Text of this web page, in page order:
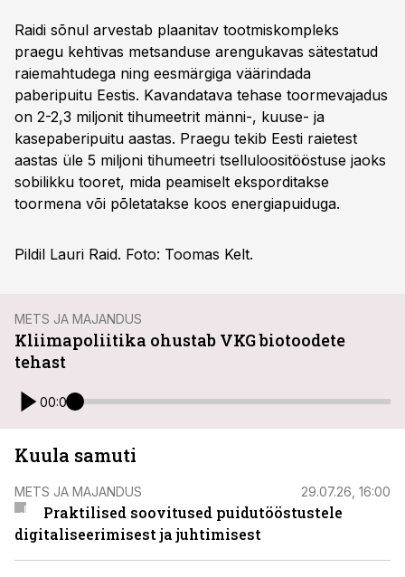
Raidi sõnul arvestab plaanitav tootmiskompleks
praegu kehtivas metsanduse arengukavas sätestatud
raiemahtudega ning eesmärgiga väärindada
paberipuitu Eestis. Kavandatava tehase toormevajadus
on 2-2,3 miljonit tihumeetrit männi-, kuuse- ja
kasepaberipuitu aastas. Praegu tekib Eesti raietest
aastas üle 5 miljoni tihumeetri tselluloositööstuse jaoks
sobilikku tooret, mida peamiselt eksporditakse
toormena või põletatakse koos energiapuiduga.
Pildil Lauri Raid. Foto: Toomas Kelt.
METS JA MAJANDUS
Kliimapoliitika ohustab VKG biotoodete
tehast
00:00
Kuula samuti
METS JA MAJANDUS 29.07.26, 16:00
Praktilised soovitused puidutööstustele
digitaliseerimisest ja juhtimisest